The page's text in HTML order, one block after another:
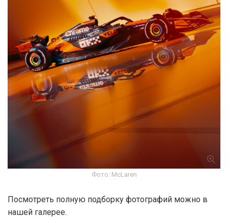
Фото: McLaren
Посмотреть полную подборку фотографий можно в
нашей галерее.